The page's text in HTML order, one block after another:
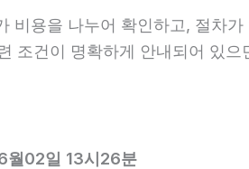
비용을 나누어 확인하고, 절차
조건이 명확하게 안내되어 있
월02일 13시26분